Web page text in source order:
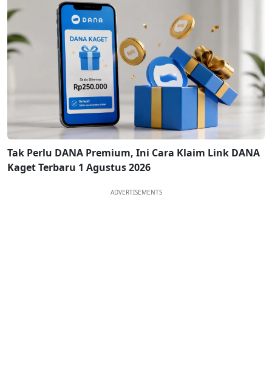
Tak Perlu DANA Premium, Ini Cara Klaim Link DANA
Kaget Terbaru 1 Agustus 2026
ADVERTISEMENTS